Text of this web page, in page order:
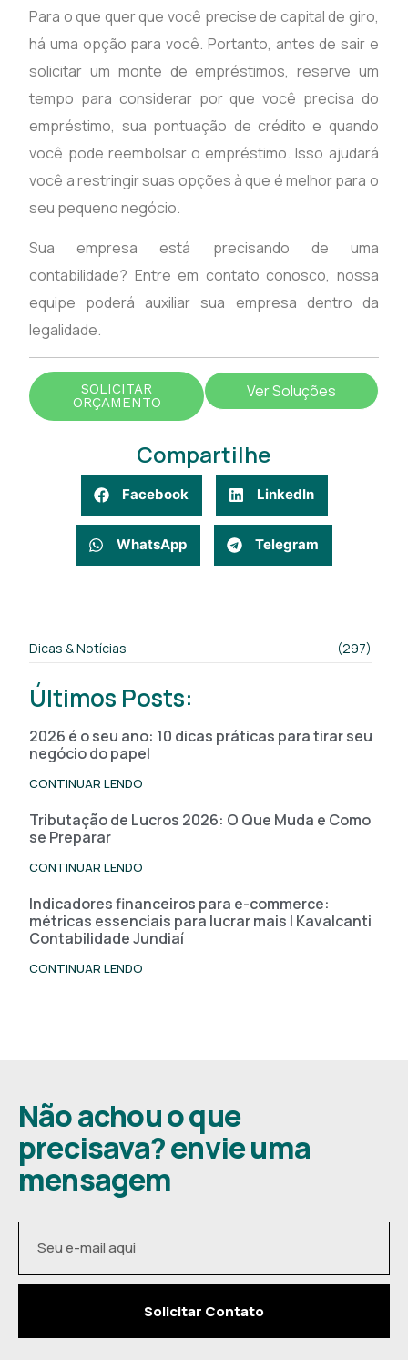
Para o que quer que você precise de capital de giro,
há uma opção para você. Portanto, antes de sair e
solicitar um monte de empréstimos, reserve um
tempo para considerar por que você precisa do
empréstimo, sua pontuação de crédito e quando
você pode reembolsar o empréstimo. Isso ajudará
você a restringir suas opções à que é melhor para o
seu pequeno negócio.
Sua empresa está precisando de uma
contabilidade? Entre em contato conosco, nossa
equipe poderá auxiliar sua empresa dentro da
legalidade.
SOLICITAR
ORÇAMENTO
Ver Soluções
Compartilhe
Facebook LinkedIn
WhatsApp Telegram
Dicas & Notícias (297)
Últimos Posts:
2026 é o seu ano: 10 dicas práticas para tirar seu
negócio do papel
CONTINUAR LENDO
Tributação de Lucros 2026: O Que Muda e Como
se Preparar
CONTINUAR LENDO
Indicadores financeiros para e-commerce:
métricas essenciais para lucrar mais | Kavalcanti
Contabilidade Jundiaí
CONTINUAR LENDO
Não achou o que
precisava? envie uma
mensagem
Solicitar Contato